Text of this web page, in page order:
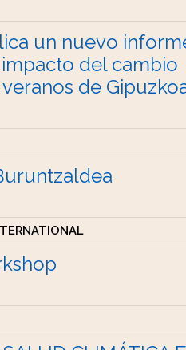
un nuevo
del cambio
de